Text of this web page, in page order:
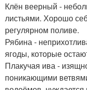
Клён веерный -
листьями. Хорошо
регулярном поливе.
Рябина -
ягоды, которые
Плакучая ива -
поникающими